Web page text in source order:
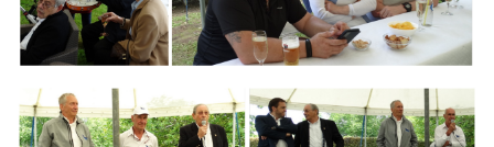
Branding
ARMCHAIR